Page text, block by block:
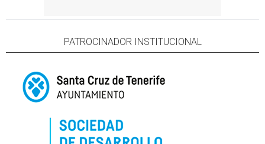
PATROCINADOR INSTITUCIONAL